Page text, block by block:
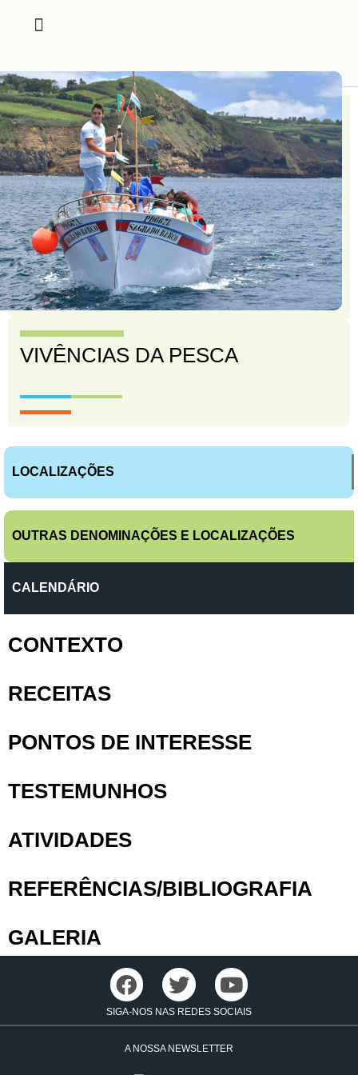
VIVÊNCIAS DA PESCA
LOCALIZAÇÕES
OUTRAS DENOMINAÇÕES E LOCALIZAÇÕES
CALENDÁRIO
CONTEXTO
RECEITAS
PONTOS DE INTERESSE
TESTEMUNHOS
ATIVIDADES
REFERÊNCIAS/BIBLIOGRAFIA
GALERIA
SIGA-NOS NAS REDES SOCIAIS
A NOSSA NEWSLETTER